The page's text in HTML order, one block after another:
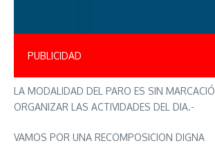
PUBLICIDAD
LA MODALIDAD DEL PARO ES SIN
ORGANIZAR LAS ACTIVIDADES DEL DIA.-
VAMOS POR UNA RECOMPOSICION DIGNA